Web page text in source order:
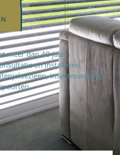
meer dan 40 jaar
en installeren
insectenwering,